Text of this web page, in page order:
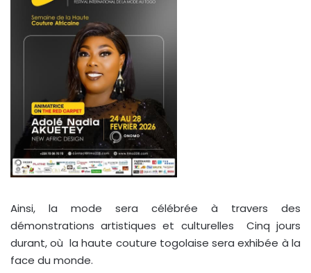
Ainsi, la mode sera célébrée à travers des
démonstrations artistiques et culturelles Cinq jours
durant, où la haute couture togolaise sera exhibée à la
face du monde.